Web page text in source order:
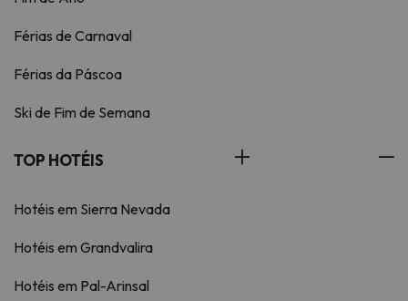
Férias de Carnaval
Férias da Páscoa
Ski de Fim de Semana
TOP HOTÉIS
Hotéis em Sierra Nevada
Hotéis em Grandvalira
Hotéis em Pal-Arinsal